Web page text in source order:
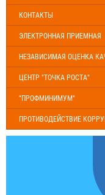
КОНТАКТЫ
ЭЛЕКТРОННАЯ ПРИЕМНАЯ
НЕЗАВИСИМАЯ ОЦЕНКА
ЦЕНТР "ТОЧКА РОСТА"
"ПРОФМИНИМУМ"
ПРОТИВОДЕЙСТВИЕ